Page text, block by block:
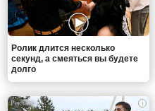
Ролик длится несколько
секунд, а смеяться вы будете
долго
i